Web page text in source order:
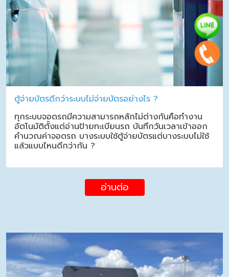
ตู้จ่ายบัตรดีกว่าระบบไม่จ่ายบัตรอย่างไร ?
ทุกระบบจอดรถมีความสามารถหลักไม่ต่างกันคือทำงาน
อัตโนมัติตั้งแต่อ่านป้ายทะเบียนรถ บันทึกวันเวลาเข้าออก
คำนวณค่าจอดรถ บางระบบใช้ตู้จ่ายบัตรแต่บางระบบไม่ใช้
แล้วแบบไหนดีกว่ากัน ?
อ่านต่อ